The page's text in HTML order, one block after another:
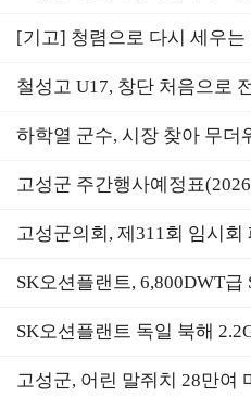
[기고] 청렴으로 다시 세우는
철성고 U17, 창단 처음으로
하학열 군수, 시장 찾아 무더
고성군 주간행사예정표
고성군의회, 제311회 임시회
SK오션플랜트, 6,800DWT급
SK오션플랜트 독일 북해
고성군, 어린 말쥐치 28만여